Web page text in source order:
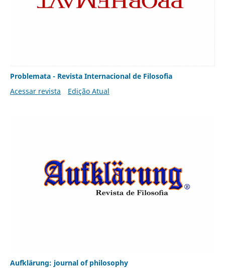
Problemata - Revista Internacional de Filosofia
Acessar revista
Edição Atual
Aufklärung: journal of philosophy